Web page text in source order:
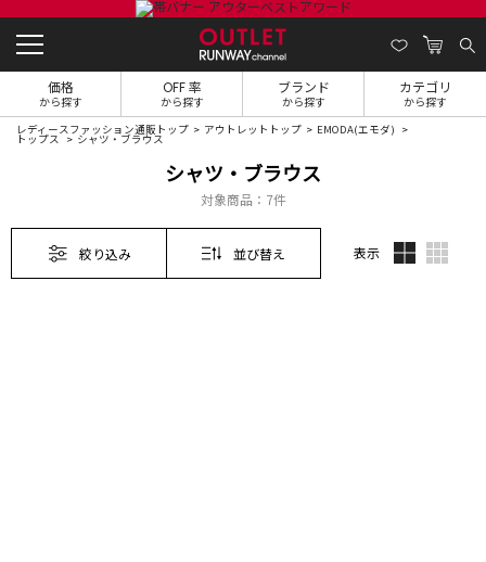
価格
から探す
OFF 率
から探す
ブランド
から探す
カテゴリ
から探す
レディースファッション通販トップ アウトレットトップ EMODA(エモダ)
トップス シャツ・ブラウス
シャツ・ブラウス
対象商品： 7件
絞り込み 並び替え 表示